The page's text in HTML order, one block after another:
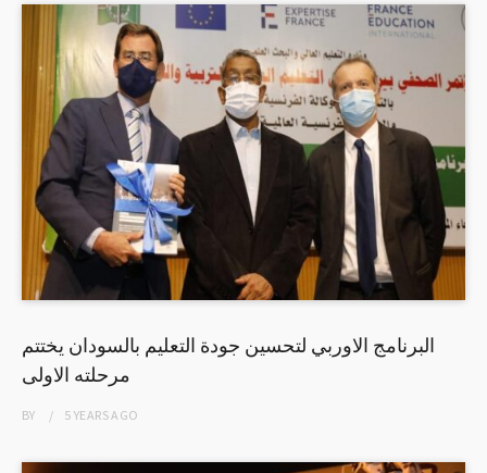
البرنامج الاوربي لتحسين جودة التعليم بالسودان يختتم
مرحلته الاولى
BY 5 YEARSAGO